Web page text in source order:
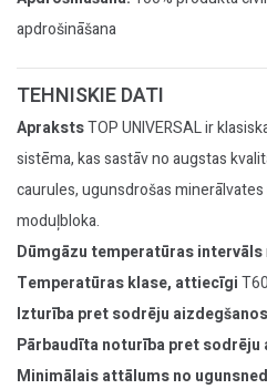
apdrošināšana
TEHNISKIE DATI
AprakstsTOP UNIVERSAL ir
sistēma, kas sastāv no augstas
caurules, ugunsdrošas
moduļbloka.
Dūmgāzu temperatūras intervāls
Temperatūras klase, attiecīgi
Izturība pret sodrēju
Pārbaudīta noturība pret sodrēju
Minimālais attālums no